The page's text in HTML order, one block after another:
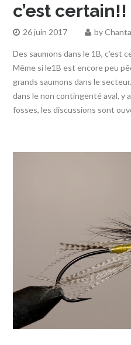
c’est certain!!
26 juin 2017 by
Des saumons dans le 1B, c’est
Même si le1B est encore peu
grands saumons dans le
dans le non contingenté aval, y
fosses, les discussions sont